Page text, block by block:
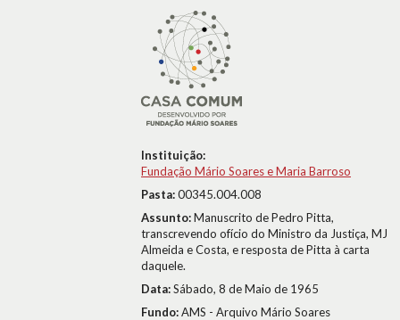
Instituição:
Fundação Mário Soares e Maria Barroso
Pasta:00345.004.008
Assunto:Manuscrito de Pedro Pitta,
transcrevendo ofício do Ministro da Justiça, MJ
Almeida e Costa, e resposta de Pitta à carta
daquele.
Data:Sábado, 8 de Maio de 1965
Fundo:AMS - Arquivo Mário Soares